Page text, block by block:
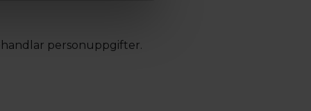
personuppgifter.